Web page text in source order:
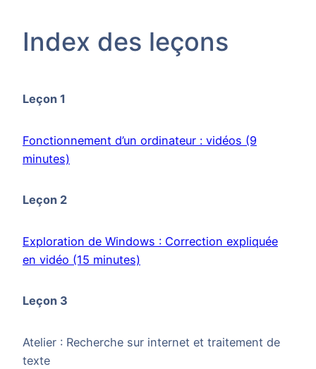
Index des leçons
Leçon 1
Fonctionnement d’un ordinateur : vidéos (9
minutes)
Leçon 2
Exploration de Windows : Correction expliquée
en vidéo (15 minutes)
Leçon 3
Atelier : Recherche sur internet et traitement de
texte